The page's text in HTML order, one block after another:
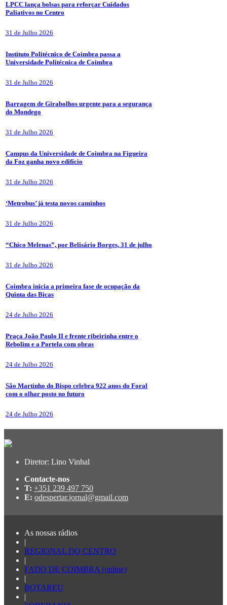
LPCC lança bolsas para reforçar Cuidados
Paliativos no Centro
31 de Julho 2026
Instituto Politécnico de Coimbra passa a
Universidade Politécnica de Coimbra
31 de Julho 2026
Barragem de Girabolhos urgente para a segurança
do Mondego
31 de Julho 2026
Campus da Universidade de Coimbra na Figueira
da Foz ganha novo edifício
31 de Julho 2026
‘Metrobus’ já testa novos caminhos
31 de Julho 2026
“Chico Melenas”, por Belisário Borges, 31 de julho
31 de Julho 2026
Coimbra inicia a primeira fase de ocupação da
Quinta das Bicas
24 de Julho 2026
Praça João Paulo II e frente ribeirinha entre o
Rebolim e a Portela com obras
24 de Julho 2026
São Martinho do Bispo celebra 922 anos do Foral
com o olhar posto no futuro
24 de Julho 2026
Diretor: Lino Vinhal
Contacte-nos
T: +351 239 497 750
E: odespertar.jornal@gmail.com
As nossas rádios
|
REGIONAL DO CENTRO
|
FADO DE COIMBRA (online)
|
BOTAREU
|